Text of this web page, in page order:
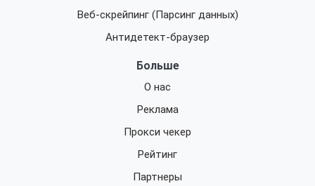
Веб-скрейпинг (Парсинг данных)
Антидетект-браузер
Больше
О нас
Реклама
Прокси чекер
Рейтинг
Партнеры